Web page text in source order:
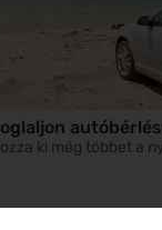
ki még többet a